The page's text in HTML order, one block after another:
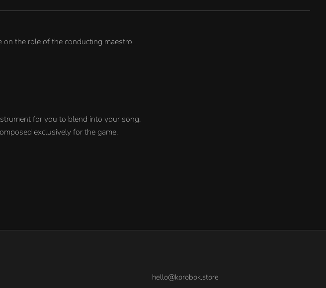
on the role of the conducting maestro.
for you to blend into your song.
exclusively for the game.
hello@korobok.store